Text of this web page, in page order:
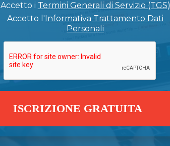
Accetto i Termini Generali di Servizio (TGS)
Accetto l'Informativa Trattamento Dati
Personali